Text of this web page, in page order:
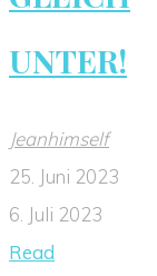
UNTER!
Jeanhimself
25. Juni 2023
6. Juli 2023
Read